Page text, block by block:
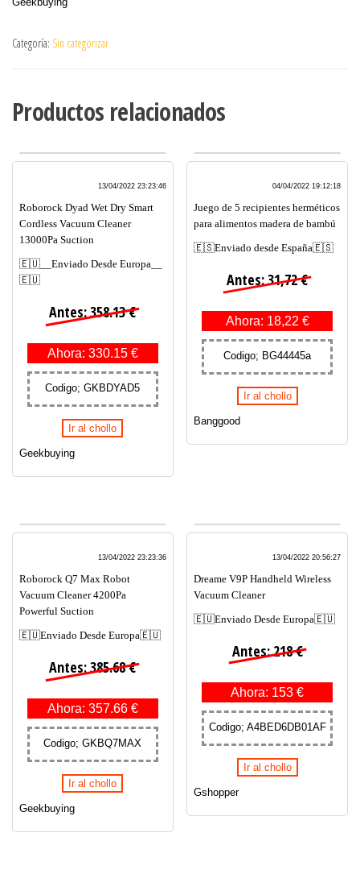
Categoría: Sin categorizar
Productos relacionados
13/04/2022 23:23:46
Roborock Dyad Wet Dry Smart
Cordless Vacuum Cleaner
13000Pa Suction
🇪🇺__Enviado Desde Europa__
🇪🇺
Antes: 358.13 €
Ahora: 330.15 €
Codigo; GKBDYAD5
Ir al chollo
Geekbuying
04/04/2022 19:12:18
Juego de 5 recipientes herméticos
para alimentos madera de bambú
🇪🇸Enviado desde España🇪🇸
Antes: 31,72 €
Ahora: 18,22 €
Codigo; BG44445a
Ir al chollo
Banggood
13/04/2022 23:23:36
Roborock Q7 Max Robot
Vacuum Cleaner 4200Pa
Powerful Suction
🇪🇺Enviado Desde Europa🇪🇺
Antes: 385.68 €
Ahora: 357.66 €
Codigo; GKBQ7MAX
Ir al chollo
Geekbuying
13/04/2022 20:56:27
Dreame V9P Handheld Wireless
Vacuum Cleaner
🇪🇺Enviado Desde Europa🇪🇺
Antes: 218 €
Ahora: 153 €
Codigo; A4BED6DB01AF
Ir al chollo
Gshopper